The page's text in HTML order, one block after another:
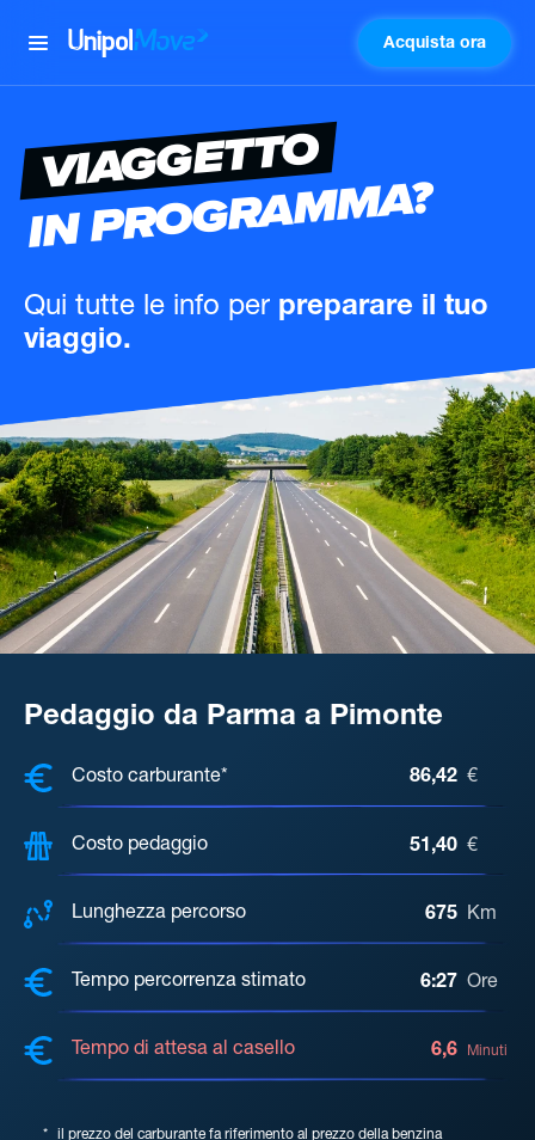
UnipolMove Acquista ora
VIAGGETTO
IN PROGRAMMA?
Qui tutte le info per preparare il tuo
viaggio.
Pedaggio da Parma a Pimonte
COSTI, DISTANZA, TEMPO DI
Costo carburante* 86,42 €
Costo pedaggio 51,40 €
Lunghezza percorso 675 Km
Tempo percorrenza stimato 6:27 Ore
Tempo di attesa al casello 6,6 Minuti
* il prezzo del carburante fa riferimento al prezzo della benzina